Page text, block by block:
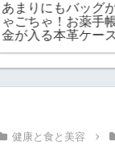
ッグがごち
薬手帳やお
ケースを使
ちゃ便利で
紫
ク
た
健康と食と美容